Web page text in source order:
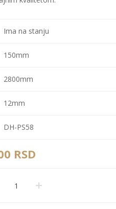
Ima na stanju
150mm
2800mm
12mm
DH-PS58
RSD